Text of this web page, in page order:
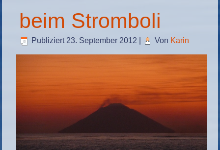
beim Stromboli
Publiziert 23. September 2012 Von Karin